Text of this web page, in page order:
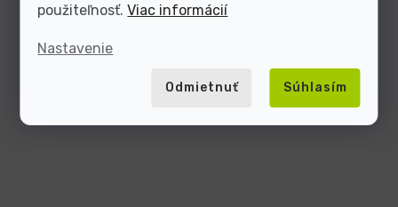
použiteľnosť.Viac informácií
Nastavenie
Odmietnuť Súhlasím